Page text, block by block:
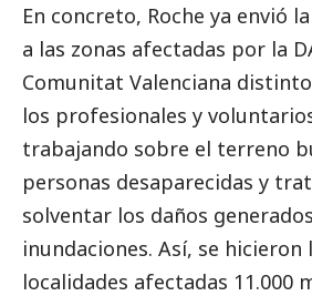
En concreto, Roche ya envió
a las zonas afectadas por la
Comunitat Valenciana
los profesionales y
trabajando sobre el terreno
personas desaparecidas y
solventar los daños
inundaciones. Así, se hicieron
localidades afectadas 11.000